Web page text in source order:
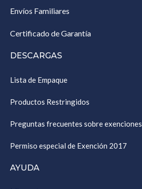
Envíos Familiares
Certificado de Garantía
DESCARGAS
Lista de Empaque
Productos Restringidos
Preguntas frecuentes sobre exenciones
Permiso especial de Exención 2017
AYUDA